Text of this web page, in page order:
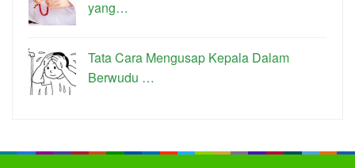
yang…
Tata Cara Mengusap Kepala Dalam
Berwudu …